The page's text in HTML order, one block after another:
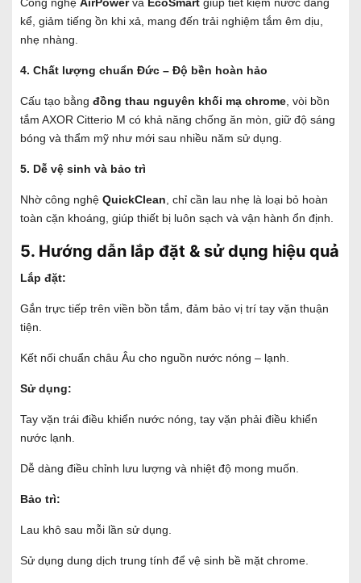
kể, giảm tiếng ồn khi xả, mang đến trải nghiệm tắm êm dịu,
nhẹ nhàng.
4. Chất lượng chuẩn Đức – Độ bền hoàn hảo
Cấu tạo bằng đồng thau nguyên khối mạ chrome , vòi bồn
tắm AXOR Citterio M có khả năng chống ăn mòn, giữ độ sáng
bóng và thẩm mỹ như mới sau nhiều năm sử dụng.
5. Dễ vệ sinh và bảo trì
Nhờ công nghệ QuickClean , chỉ cần lau nhẹ là loại bỏ hoàn
toàn cặn khoáng, giúp thiết bị luôn sạch và vận hành ổn định.
5. Hướng dẫn lắp đặt & sử dụng hiệu quả
Lắp đặt:
Gắn trực tiếp trên viền bồn tắm, đảm bảo vị trí tay vặn thuận
tiện.
Kết nối chuẩn châu Âu cho nguồn nước nóng – lạnh.
Sử dụng:
Tay vặn trái điều khiển nước nóng, tay vặn phải điều khiển
nước lạnh.
Dễ dàng điều chỉnh lưu lượng và nhiệt độ mong muốn.
Bảo trì:
Lau khô sau mỗi lần sử dụng.
Sử dụng dung dịch trung tính để vệ sinh bề mặt chrome.